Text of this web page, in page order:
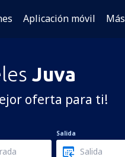
Aplicación móvil Más
Juva
oferta para ti!
Salida